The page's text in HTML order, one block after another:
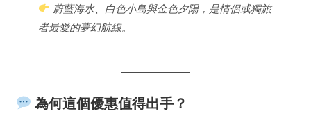
蔚藍海水、白色小島與金色夕陽，是情侶或獨旅
者最愛的夢幻航線。
為何這個優惠值得出手？